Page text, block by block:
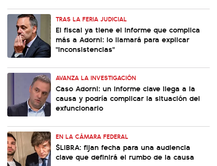
TRAS LA FERIA JUDICIAL
El fiscal ya tiene el informe que complica
más a Adorni: lo llamará para explicar
"inconsistencias"
AVANZA LA INVESTIGACIÓN
Caso Adorni: un informe clave llega a la
causa y podría complicar la situación del
exfuncionario
EN LA CÁMARA FEDERAL
$LIBRA: fijan fecha para una audiencia
clave que definirá el rumbo de la causa